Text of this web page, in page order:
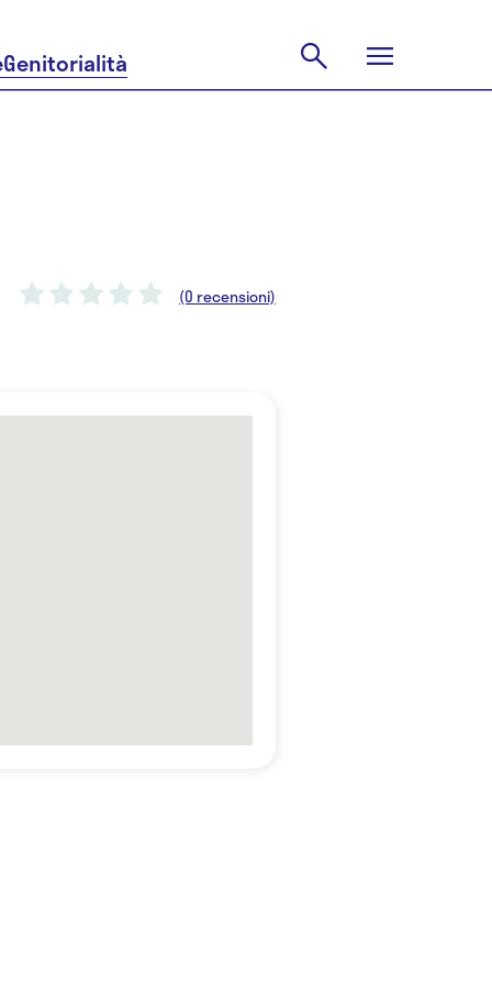
Genitorialità
(0 recensioni)